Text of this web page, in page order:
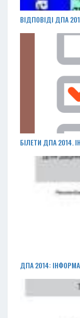
ВІДПОВІДІ ДПА
БІЛЕТИ ДПА 2014.
ДПА 2014: